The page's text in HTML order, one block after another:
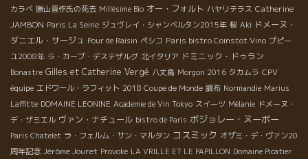
カラベ 勝山晋作氏の死去 Millésime Bio オー・フォルト ハヤリテラス Catherine
JAMBON Paris La Seine ジュヴレイ・シャンベルタン2015年 桜 Aki ドメーヌ・
ダニエル・サージュ Pour de Raisin ペシコ Paris bistro Coinstot Vino プピー
ユ2008年 ラ・カーブ・デステザルグ 北イタリア ドミニック・ドゥラン
Bonastre Gilles et Catherine Vergé 八丈島 Morgon 2016 タカムラ CPV
équipe エドワール・ラフィット 2018 Coupe de Monde 調布 Normandie Marius
Laffitte DOMAINE LEONINE Academie de Vin Tokyo スイーツ Mélanie ドメーヌ・
デ・ザミエル ヴァン・ナチュール bistro de Paris ボジョレー・ヌーボー
Paris Chatelet ラ・フェルム・サン・マルタン コスミック オザミ・デ・ヴァン20
周年記念 Jérôme Jouret Provoke LA VRILLE ET LE PAPILLON Domaine Picatier